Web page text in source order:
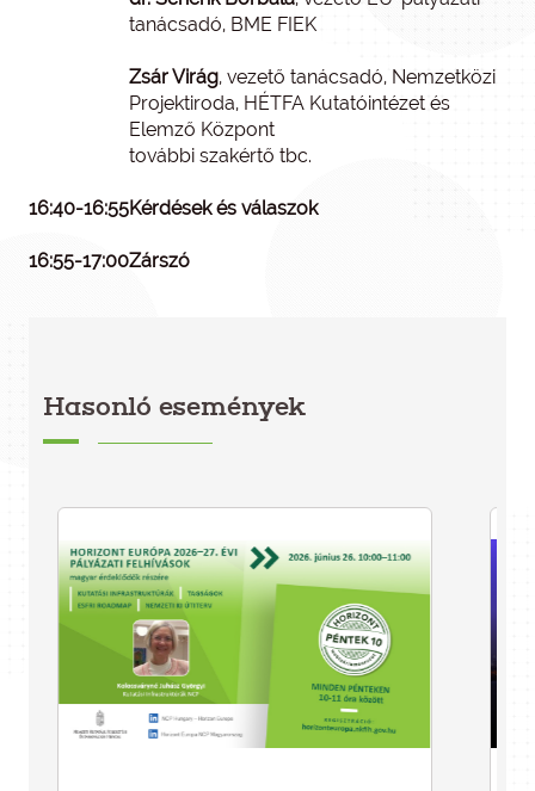
tanácsadó, BME FIEK
Zsár Virág, vezető tanácsadó, Nemzetközi
Projektiroda, HÉTFA Kutatóintézet és
Elemző Központ
további szakértő tbc.
16:40-16:55Kérdések és válaszok
16:55-17:00Zárszó
Hasonló események